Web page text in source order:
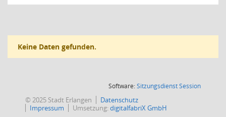
Keine Daten gefunden.
Software:SitzungsdienstSession(Wird in
© 2025 Stadt Erlangen
Datenschutz
Impressum
Umsetzung:digitalfabriX GmbH